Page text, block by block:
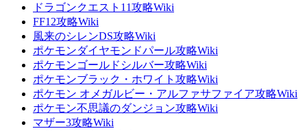
ドラゴンクエスト11攻略Wiki
FF12攻略Wiki
風来のシレンDS攻略Wiki
ポケモンダイヤモンドパール攻略Wiki
ポケモンゴールドシルバー攻略Wiki
ポケモンブラック・ホワイト攻略Wiki
ポケモン オメガルビー・アルファサファイア攻略Wiki
ポケモン不思議のダンジョン攻略Wiki
マザー3攻略Wiki